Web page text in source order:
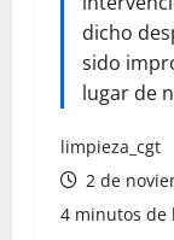
dicho
sido
lugar de
limpieza_cgt
2 de
4 minutos de